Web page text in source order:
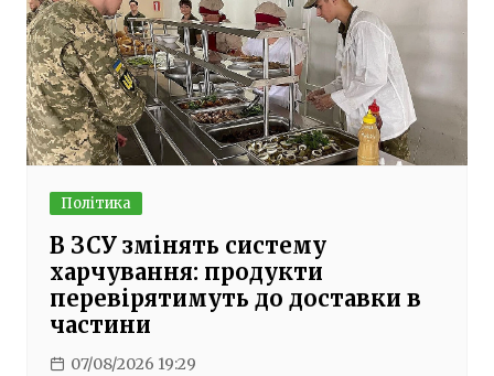
Політика
В ЗСУ змінять систему
харчування: продукти
перевірятимуть до доставки в
частини
07/08/2026 19:29